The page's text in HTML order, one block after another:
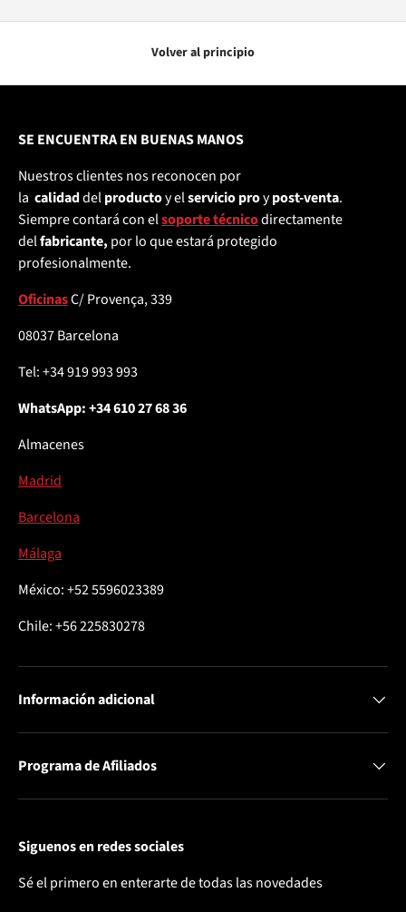
Volver al principio
SE ENCUENTRA EN BUENAS MANOS
Nuestros clientes nos reconocen por
la calidaddelproductoy elservicio proypost-venta.
Siempre contará con elsoporte técnicodirectamente
delfabricante, por lo que estará protegido
profesionalmente.
OficinasC/ Provença, 339
08037 Barcelona
Tel: +34 919 993 993
WhatsApp: +34 610 27 68 36
Almacenes
Madrid
Barcelona
Málaga
México: +52 5596023389
Chile: +56 225830278
Información adicional
Programa de Afiliados
Siguenos en redes sociales
Sé el primero en enterarte de todas las novedades